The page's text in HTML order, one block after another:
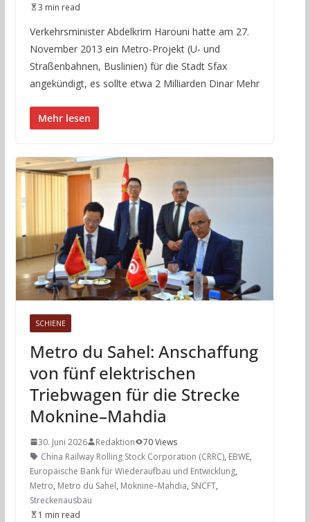
3 min read
Verkehrsminister Abdelkrim Harouni hatte am 27.
November 2013 ein Metro-Projekt (U- und
Straßenbahnen, Buslinien) für die Stadt Sfax
angekündigt, es sollte etwa 2 Milliarden Dinar Mehr
Mehr lesen
SCHIENE
Metro du Sahel: Anschaffung
von fünf elektrischen
Triebwagen für die Strecke
Moknine–Mahdia
30. Juni 2026 Redaktion
70 Views
China Railway Rolling Stock Corporation (CRRC), EBWE,
Europäische Bank für Wiederaufbau und Entwicklung,
Metro, Metro du Sahel, Moknine–Mahdia, SNCFT,
Streckenausbau
1 min read